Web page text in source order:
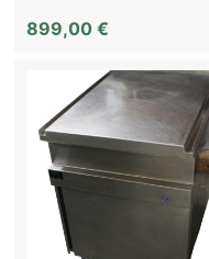
899,00 €